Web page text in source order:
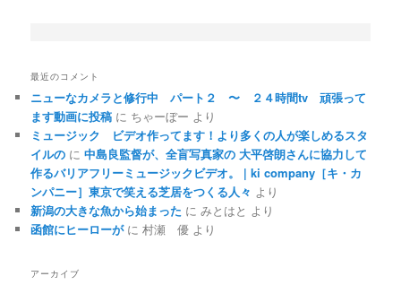
最近のコメント
ニューなカメラと修行中 パート２ 〜 ２４時間tv 頑張って
ます動画に投稿 に ちゃーぼー より
ミュージック ビデオ作ってます！より多くの人が楽しめるスタ
イルの に中島良監督が、全盲写真家の 大平啓朗さんに協力して
作るバリアフリーミュージックビデオ。 | ki company［キ・カ
ンパニー］東京で笑える芝居をつくる人々 より
新潟の大きな魚から始まった にみとはと より
函館にヒーローがに村瀬 優 より
アーカイブ